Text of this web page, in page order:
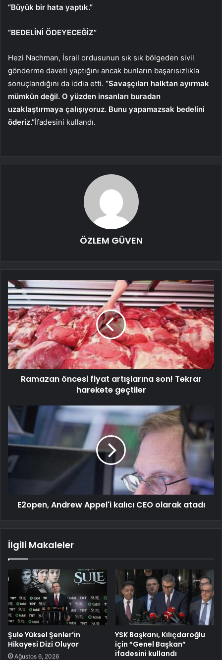
“Büyük bir hata yaptık.”
“BEDELİNİ ÖDEYECEĞİZ”
Hezi Nachman, İsrail ordusunun sık sık bölgeden sivil
gönderme daveti yaptığını ancak bunların başarısızlıkla
sonuçlandığını da iddia etti. “Savaşçıları halktan ayırmak
mümkün değil. O yüzden insanları buradan
uzaklaştırmaya çalışıyoruz. Bunu yapamazsak bedelini
öderiz.”İfadesini kullandı.
ÖZLEM GÜVEN
Ramazan öncesi fiyat artışlarına son! Tekrar
harekete geçtiler
E2open, Andrew Appel'i kalıcı CEO olarak atadı
İlgili Makaleler
Şule Yüksel Şenler’in
Hikayesi Dizi Oluyor
Ağustos 6, 2026
YSK Başkanı, Kılıçdaroğlu
için “Genel Başkan”
ifadesini kullandı